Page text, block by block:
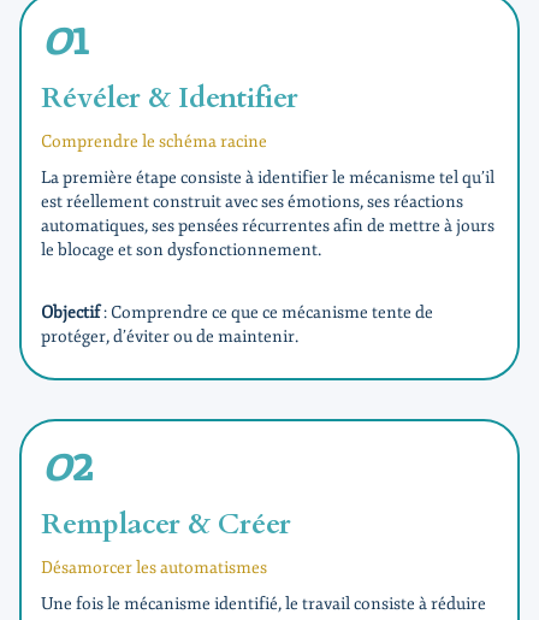
01
Révéler & Identifier
Comprendre le schéma racine
La première étape consiste à identifier le mécanisme tel qu’il
est réellement construit avec ses émotions, ses réactions
automatiques, ses pensées récurrentes afin de mettre à jours
le blocage et son dysfonctionnement.
Objectif: Comprendre ce que ce mécanisme tente de
protéger, d’éviter ou de maintenir.
02
Remplacer & Créer
Désamorcer les automatismes
Une fois le mécanisme identifié, le travail consiste à réduire